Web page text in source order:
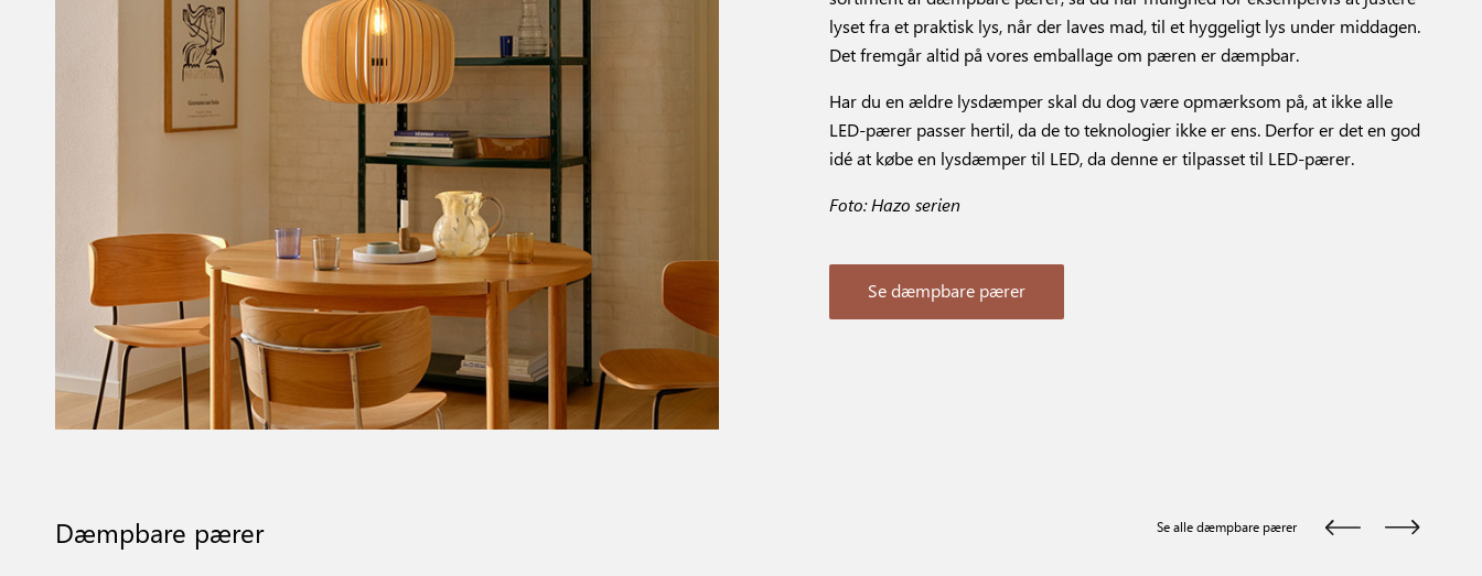
lyset fra et praktisk lys, når der laves mad, til et hyggeligt lys under middagen.
Det fremgår altid på vores emballage om pæren er dæmpbar.
Har du en ældre lysdæmper skal du dog være opmærksom på, at ikke alle
LED-pærer passer hertil, da de to teknologier ikke er ens. Derfor er det en god
idé at købe en lysdæmper til LED, da denne er tilpasset til LED-pærer.
Foto: Hazo serien
Se dæmpbare pærer
Dæmpbare pærer Se alle dæmpbare pærer